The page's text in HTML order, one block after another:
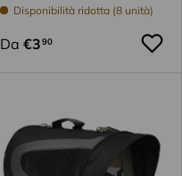
Disponibilità ridotta (8 unità)
Da €390